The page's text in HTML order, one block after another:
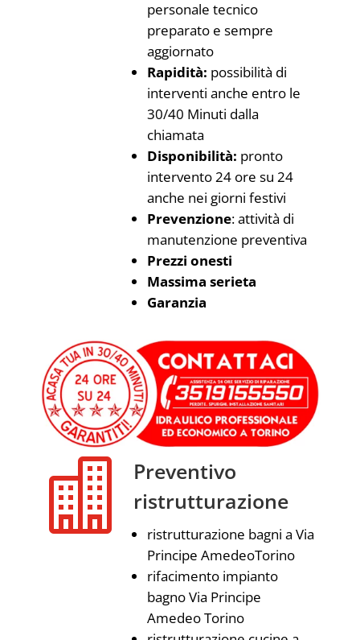
personale tecnico
preparato e sempre
aggiornato
Rapidità: possibilità di
interventi anche entro le
30/40 Minuti dalla
chiamata
Disponibilità: pronto
intervento 24 ore su 24
anche nei giorni festivi
Prevenzione: attività di
manutenzione preventiva
Prezzi onesti
Massima serieta
Garanzia

Preventivo
ristrutturazione
ristrutturazione bagni a Via
Principe AmedeoTorino
rifacimento impianto
bagno Via Principe
Amedeo Torino